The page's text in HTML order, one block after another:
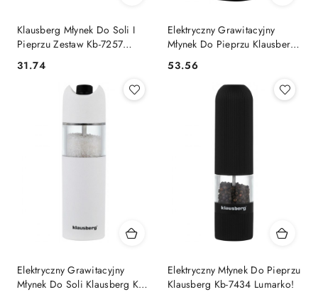
Klausberg Młynek Do Soli I
Pieprzu Zestaw Kb-7257
Lumarko!
Cena:
31.74
Elektryczny Grawitacyjny
Młynek Do Pieprzu Klausberg
Kb-7436 Lumarko!
Cena:
53.56
Elektryczny Grawitacyjny
Młynek Do Soli Klausberg Kb-
Elektryczny Młynek Do Pieprzu
Klausberg Kb-7434 Lumarko!